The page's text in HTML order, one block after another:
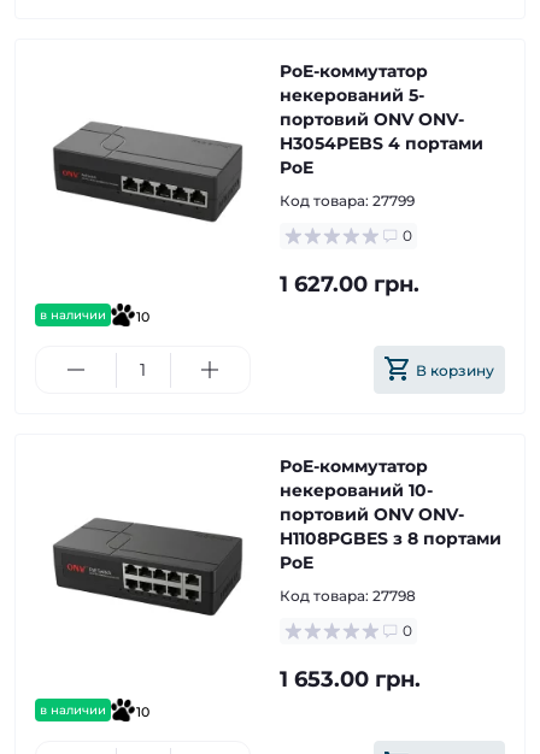
в наличии 10
PoE-коммутатор
некерований 5-
портовий ONV ONV-
H3054PEBS 4 портами
PoE
Код товара: 27799
0
1 627.00 грн.
В корзину
в наличии 10
PoE-коммутатор
некерований 10-
портовий ONV ONV-
H1108PGBES з 8 портами
PoE
Код товара: 27798
0
1 653.00 грн.